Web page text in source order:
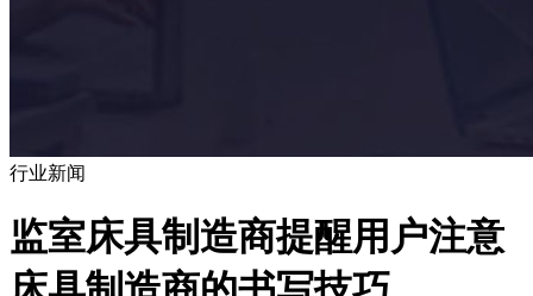
行业新闻
监室床具制造商提醒用户注意